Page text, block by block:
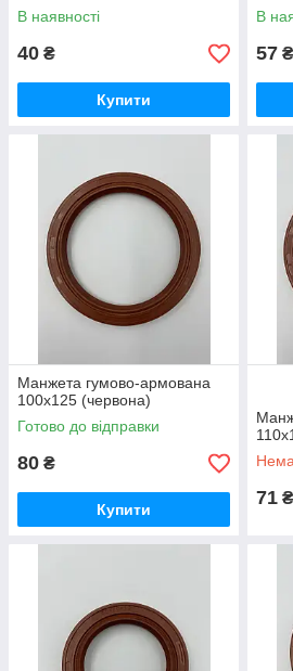
В наявності
40 ₴
Купити
В
57 ₴
Манжета гумово-армована
100х125 (червона)
Готово до відправки
80 ₴
Купити
71 ₴